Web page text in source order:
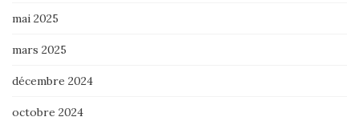
mai 2025
mars 2025
décembre 2024
octobre 2024